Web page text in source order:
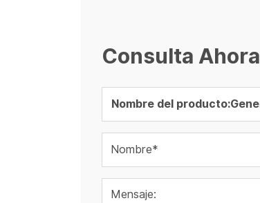
Consulta Ahora
Nombre*
Mensaje: